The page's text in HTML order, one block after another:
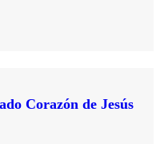
Corazón de Jesús